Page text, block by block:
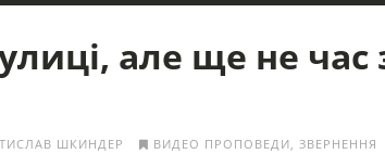
але ще не час
ШКИНДЕР ВИДЕО ПРОПОВЕДИ,ЗВЕРНЕННЯ